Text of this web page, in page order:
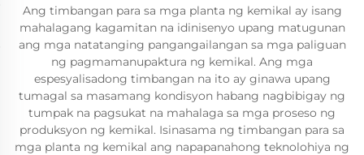
Ang timbangan para sa mga planta ng kemikal ay isang
mahalagang kagamitan na idinisenyo upang matugunan
ang mga natatanging pangangailangan sa mga paliguan
ng pagmamanupaktura ng kemikal. Ang mga
espesyalisadong timbangan na ito ay ginawa upang
tumagal sa masamang kondisyon habang nagbibigay ng
tumpak na pagsukat na mahalaga sa mga proseso ng
produksyon ng kemikal. Isinasama ng timbangan para sa
mga planta ng kemikal ang napapanahong teknolohiya ng